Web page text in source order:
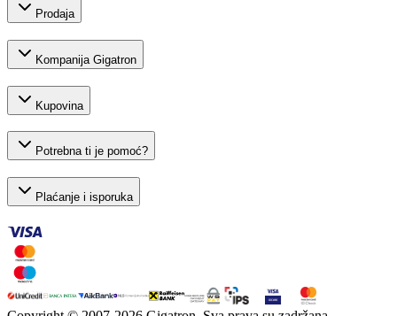
Prodaja
Kompanija Gigatron
Kupovina
Potrebna ti je pomoć?
Plaćanje i isporuka